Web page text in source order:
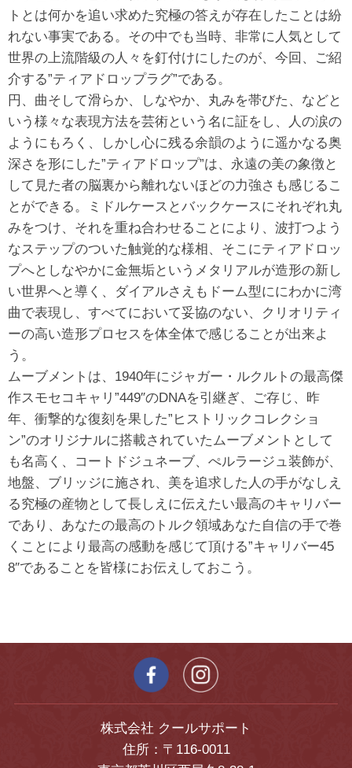
トとは何かを追い求めた究極の答えが存在したことは紛
れない事実である。その中でも当時、非常に人気として
世界の上流階級の人々を釘付けにしたのが、今回、ご紹
介する”ティアドロップラグ”である。
円、曲そして滑らか、しなやか、丸みを帯びた、などと
いう様々な表現方法を芸術という名に証をし、人の涙の
ようにもろく、しかし心に残る余韻のように遥かなる奥
深さを形にした”ティアドロップ”は、永遠の美の象徴と
して見た者の脳裏から離れないほどの力強さも感じるこ
とができる。ミドルケースとバックケースにそれぞれ丸
みをつけ、それを重ね合わせることにより、波打つよう
なステップのついた触覚的な様相、そこにティアドロッ
プへとしなやかに金無垢というメタリアルが造形の新し
い世界へと導く、ダイアルさえもドーム型ににわかに湾
曲で表現し、すべてにおいて妥協のない、クリオリティ
ーの高い造形プロセスを体全体で感じることが出来よ
う。
ムーブメントは、1940年にジャガー・ルクルトの最高傑
作スモセコキャリ”449″のDNAを引継ぎ、ご存じ、昨
年、衝撃的な復刻を果した”ヒストリックコレクショ
ン”のオリジナルに搭載されていたムーブメントとして
も名高く、コートドジュネーブ、ぺルラージュ装飾が、
地盤、ブリッジに施され、美を追求した人の手がなしえ
る究極の産物として長しえに伝えたい最高のキャリバー
であり、あなたの最高のトルク領域あなた自信の手で巻
くことにより最高の感動を感じて頂ける”キャリバー45
8″であることを皆様にお伝えしておこう。
株式会社 クールサポート
住所：〒116-0011